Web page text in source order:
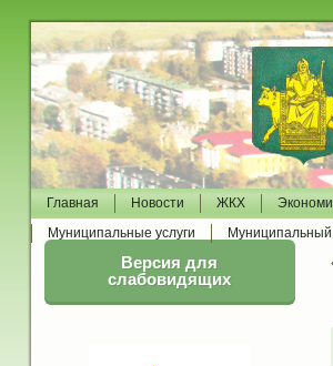
Главная Новости ЖКХ
Муниципальные услуги
Муниципальный
Версия для
слабовидящих